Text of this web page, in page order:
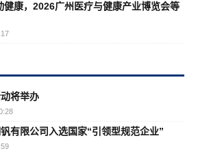
健康，2026广州医疗与健康产业博览会等
将举办
有限公司入选国家“引领型规范企业”